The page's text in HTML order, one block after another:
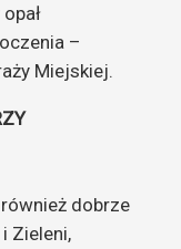
–
Miejskiej.
dobrze
Zieleni,